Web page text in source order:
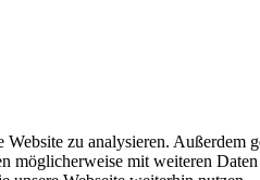
zu analysieren. Außerdem
möglicherweise mit weiteren